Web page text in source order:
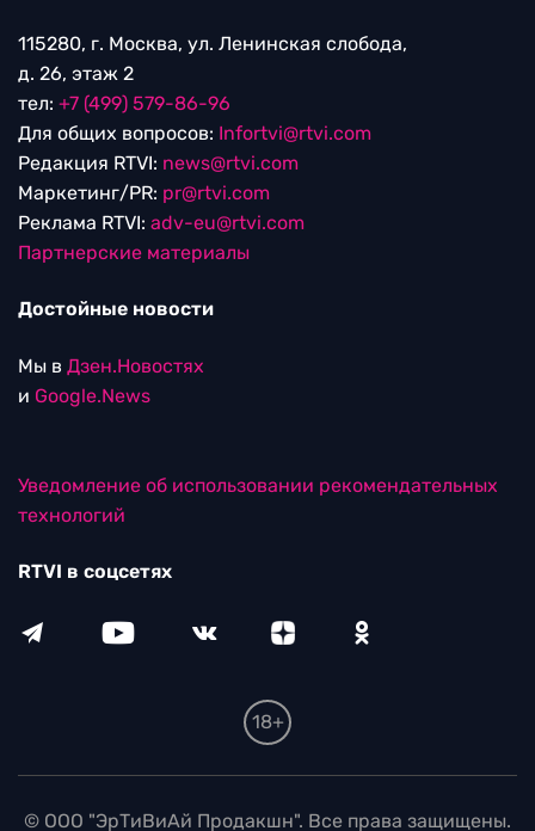
115280, г. Москва, ул. Ленинская слобода,
д. 26, этаж 2
тел: +7 (499) 579-86-96
Для общих вопросов: Infortvi@rtvi.com
Редакция RTVI: news@rtvi.com
Маркетинг/PR: pr@rtvi.com
Реклама RTVI: adv-eu@rtvi.com
Партнерские материалы
Достойные новости
Мы в Дзен.Новостях
и Google.News
Уведомление об использовании рекомендательных
технологий
RTVI в соцсетях
18+
© ООО "ЭрТиВиАй Продакшн". Все права защищены.